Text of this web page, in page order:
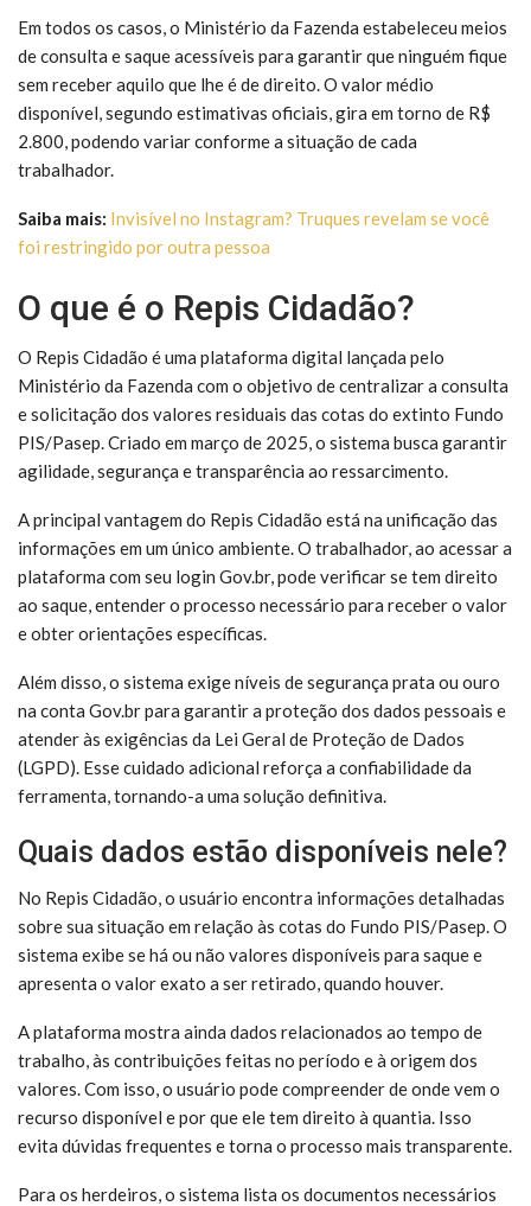
Em todos os casos, o Ministério da Fazenda estabeleceu meios
de consulta e saque acessíveis para garantir que ninguém fique
sem receber aquilo que lhe é de direito. O valor médio
disponível, segundo estimativas oficiais, gira em torno de R$
2.800, podendo variar conforme a situação de cada
trabalhador.
Saiba mais: Invisível no Instagram? Truques revelam se você
foi restringido por outra pessoa
O que é o Repis Cidadão?
O Repis Cidadão é uma plataforma digital lançada pelo
Ministério da Fazenda com o objetivo de centralizar a consulta
e solicitação dos valores residuais das cotas do extinto Fundo
PIS/Pasep. Criado em março de 2025, o sistema busca garantir
agilidade, segurança e transparência ao ressarcimento.
A principal vantagem do Repis Cidadão está na unificação das
informações em um único ambiente. O trabalhador, ao acessar a
plataforma com seu login Gov.br, pode verificar se tem direito
ao saque, entender o processo necessário para receber o valor
e obter orientações específicas.
Além disso, o sistema exige níveis de segurança prata ou ouro
na conta Gov.br para garantir a proteção dos dados pessoais e
atender às exigências da Lei Geral de Proteção de Dados
(LGPD). Esse cuidado adicional reforça a confiabilidade da
ferramenta, tornando-a uma solução definitiva.
Quais dados estão disponíveis nele?
No Repis Cidadão, o usuário encontra informações detalhadas
sobre sua situação em relação às cotas do Fundo PIS/Pasep. O
sistema exibe se há ou não valores disponíveis para saque e
apresenta o valor exato a ser retirado, quando houver.
A plataforma mostra ainda dados relacionados ao tempo de
trabalho, às contribuições feitas no período e à origem dos
valores. Com isso, o usuário pode compreender de onde vem o
recurso disponível e por que ele tem direito à quantia. Isso
evita dúvidas frequentes e torna o processo mais transparente.
Para os herdeiros, o sistema lista os documentos necessários